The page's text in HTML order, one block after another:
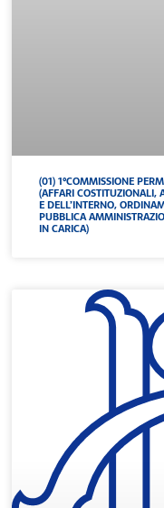
(01) 1°COMMISSIONE
(AFFARI COSTITUZIONALI,
E DELL’INTERNO,
PUBBLICA
IN CARICA)